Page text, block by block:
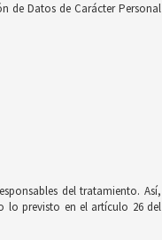
de Datos de Carácter Personal
del tratamiento. Así,
lo previsto en el artículo 26 del